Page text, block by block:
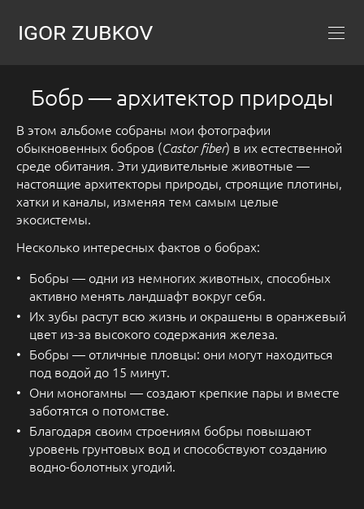
Бобр — архитектор природы
В этом альбоме собраны мои фотографии
обыкновенных бобров (Castor fiber) в их естественной
среде обитания. Эти удивительные животные —
настоящие архитекторы природы, строящие плотины,
хатки и каналы, изменяя тем самым целые
экосистемы.
Несколько интересных фактов о бобрах:
Бобры — одни из немногих животных, способных
активно менять ландшафт вокруг себя.
Их зубы растут всю жизнь и окрашены в оранжевый
цвет из-за высокого содержания железа.
Бобры — отличные пловцы: они могут находиться
под водой до 15 минут.
Они моногамны — создают крепкие пары и вместе
заботятся о потомстве.
Благодаря своим строениям бобры повышают
уровень грунтовых вод и способствуют созданию
водно-болотных угодий.